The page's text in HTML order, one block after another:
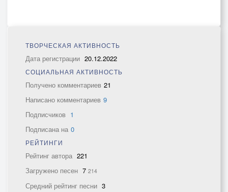
ТВОРЧЕСКАЯ АКТИВНОСТЬ
Дата регистрации 20.12.2022
СОЦИАЛЬНАЯ АКТИВНОСТЬ
Получено комментариев 21
Написано комментариев 9
Подписчиков 1
Подписана на 0
РЕЙТИНГИ
Рейтинг автора 221
Загружено песен 7 214
Средний рейтинг песни 3